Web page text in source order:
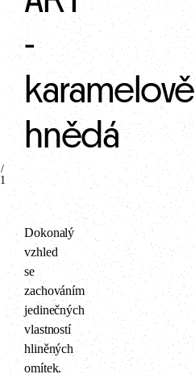
-
karamelově
hnědá
Dokonalý
vzhled
se
zachováním
jedinečných
vlastností
hliněných
omítek.
/
1